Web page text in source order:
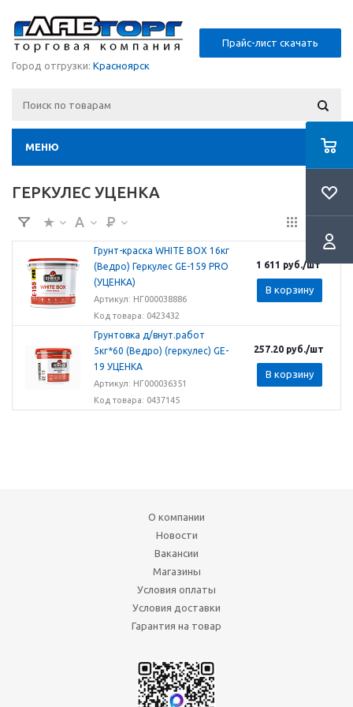
Прайс-лист скачать
Город отгрузки: Красноярск
МЕНЮ
ГЕРКУЛЕС УЦЕНКА
Грунт-краска WHITE BOX 16кг
(Ведро) Геркулес GE-159 PRO
(УЦЕНКА)
Артикул: НГ000038886
Код товара: 0423432
1 611 руб./шт
В корзину
Грунтовка д/внут.работ
5кг*60 (Ведро) (геркулес) GE-
19 УЦЕНКА
Артикул: НГ000036351
Код товара: 0437145
257.20руб./шт
В корзину
О компании
Новости
Вакансии
Магазины
Условия оплаты
Условия доставки
Гарантия на товар